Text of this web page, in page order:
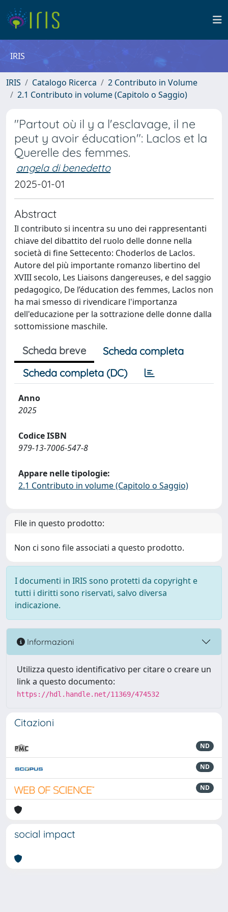
IRIS
IRIS Catalogo Ricerca
2 Contributo in Volume
2.1 Contributo in volume (Capitolo o Saggio)
"Partout où il y a l'esclavage, il ne
peut y avoir éducation": Laclos et la
Querelle des femmes.
angela di benedetto
2025-01-01
Abstract
Il contributo si incentra su uno dei rappresentanti
chiave del dibattito del ruolo delle donne nella
società di fine Settecento: Choderlos de Laclos.
Autore del più importante romanzo libertino del
XVIII secolo, Les Liaisons dangereuses, e del saggio
pedagogico, De l’éducation des femmes, Laclos non
ha mai smesso di rivendicare l'importanza
dell'educazione per la sottrazione delle donne dalla
sottomissione maschile.
Scheda breve
Scheda completa
Scheda completa (DC)
Anno
2025
Codice ISBN
979-13-7006-547-8
Appare nelle tipologie:
2.1 Contributo in volume (Capitolo o Saggio)
File in questo prodotto:
Non ci sono file associati a questo prodotto.
I documenti in IRIS sono protetti da copyright e
tutti i diritti sono riservati, salvo diversa
indicazione.
Informazioni
Utilizza questo identificativo per citare o creare un
link a questo documento:
https://hdl.handle.net/11369/474532
Citazioni
ND
ND
ND
social impact